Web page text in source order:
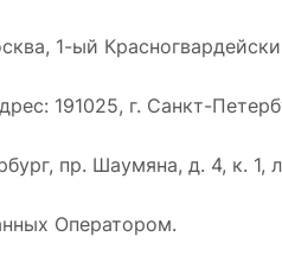
1-ый
191025, г. Санкт-
пр. Шаумяна, д. 4, к. 1,
Оператором.